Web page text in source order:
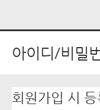
아이디/비밀
회원가입 시